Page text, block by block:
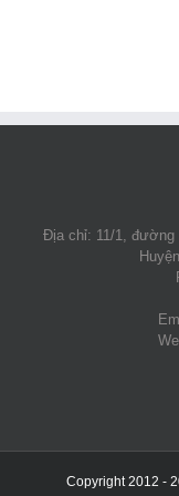
Địa chỉ: 11/1, đường
Copyright 2012 -